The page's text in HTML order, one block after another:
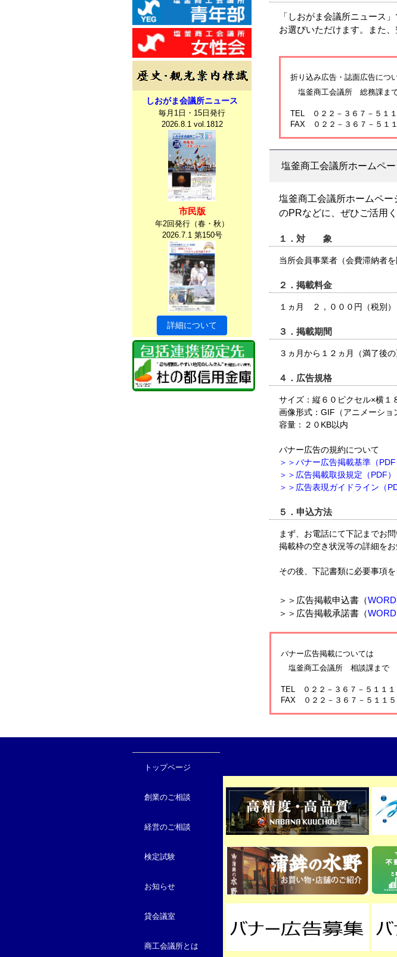
「しおがま会議所ニュース
お選びいただけます。また
折り込み広告・誌面広告につ
塩釜商工会議所 総務課ま
TEL ０２２－３６７－５１１
FAX ０２２－３６７－５１
塩釜商工会議所ホームペ
塩釜商工会議所ホームペ
のPRなどに、ぜひご活用
１．対 象
当所会員事業者（会費滞納者を
２．掲載料金
１ヵ月 ２，０００円（税別）
３．掲載期間
３ヵ月から１２ヵ月（満了後の
４．広告規格
サイズ：縦６０ピクセル×横１
画像形式：GIF（アニメーショ
容量：２０KB以内
バナー広告の規約について
＞＞バナー広告掲載基準（PDF
＞＞広告掲載取扱規定（PDF）
＞＞広告表現ガイドライン（
５．申込方法
まず、お電話にて下記までお
掲載枠の空き状況等の詳細を
その後、下記書類に必要事項
＞＞広告掲載申込書（WORD
＞＞広告掲載承諾書（WORD
バナー広告掲載については
塩釜商工会議所 相談課まで
TEL ０２２－３６７－５１１１
FAX ０２２－３６７－５１１５
しおがま会議所ニュース
毎月1日・15日発行
2026.8.1 vol.1812
市民版
年2回発行（春・秋）
2026.7.1 第150号
詳細について
トップページ
創業のご相談
経営のご相談
検定試験
お知らせ
貸会議室
商工会議所とは